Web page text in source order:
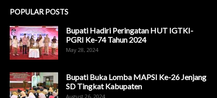
POPULAR POSTS
Bupati Hadiri Peringatan HUT IGTKI-
PGRI Ke-74 Tahun 2024
May 28, 2024
Bupati Buka Lomba MAPSI Ke-26 Jenjang
SD Tingkat Kabupaten
August 26, 2024